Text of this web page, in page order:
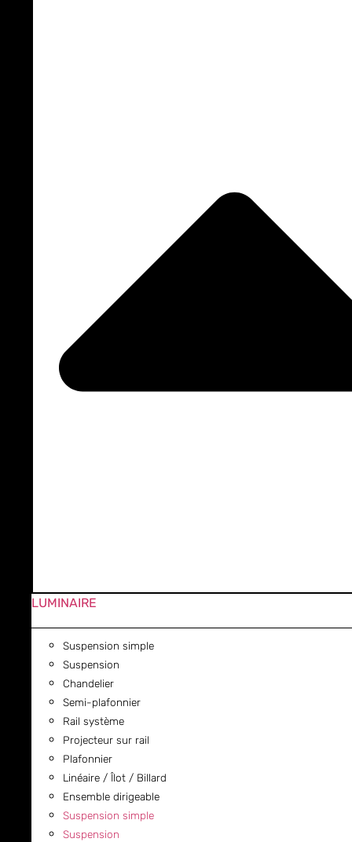
LUMINAIRE
Suspension simple
Suspension
Chandelier
Semi-plafonnier
Rail système
Projecteur sur rail
Plafonnier
Linéaire / Îlot / Billard
Ensemble dirigeable
Suspension simple
Suspension